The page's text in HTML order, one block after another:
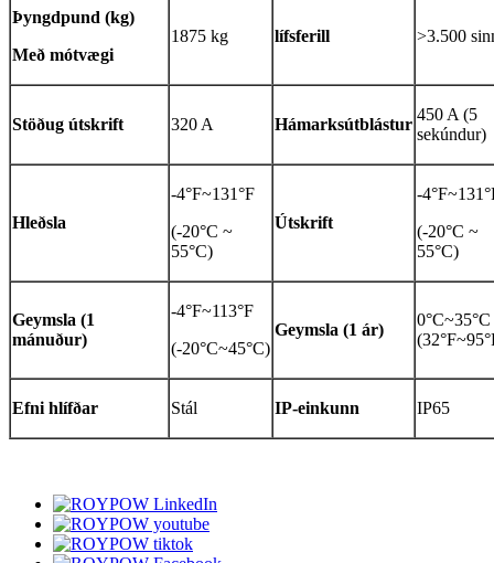
Þyngdpund (kg)
Með mótvægi
1875 kg lífsferill >3.500
Stöðug útskrift 320 A Hámarksútblástur
450 A (5
sekúndur)
Hleðsla
-4°F~131°F
(-20°C ~
55°C)
Útskrift
-
(-20°C ~
55°C)
Geymsla (1
mánuður)
-4°F~113°F
(-20°C~45°C)
Geymsla (1 ár)
0°C~35°C
Efni hlífðar Stál IP-einkunn IP65